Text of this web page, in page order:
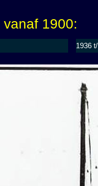
1900:
1936